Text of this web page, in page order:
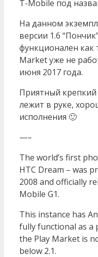
T-Mobile под
На данном
версии 1.6
функционален как
Market уже не
июня 2017 года.
Приятный
лежит в руке,
исполнения 🙂
—–
The world’s first
HTC Dream – was
2008 and officially
Mobile G1.
This instance has
fully functional as a
the Play Market is
below 2.1.